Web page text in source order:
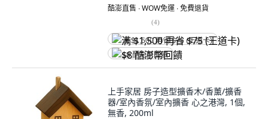
酷澎直售 ∙ WOW免運 ∙ 免費退貨
(4)
满 $1,500 再省 $75 (王道卡)
$8 酷澎幣回饋
上手家居 房子造型擴香木/香薰/擴香
器/室內香氛/室內擴香 心之港灣, 1個,
無香, 200ml